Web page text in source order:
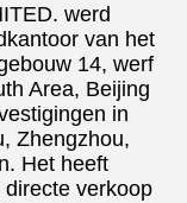
werd
van het
14, werf
Area, Beijing
in
Zhengzhou,
Het heeft
verkoop